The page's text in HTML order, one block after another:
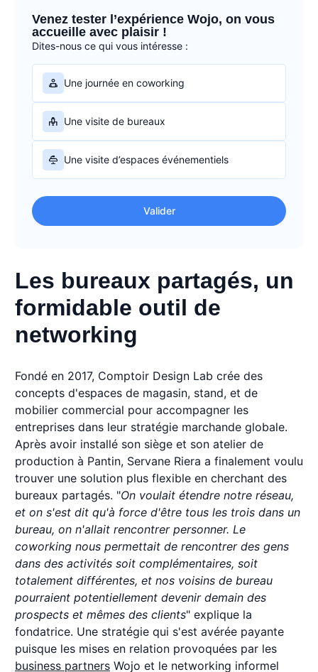
Venez tester l’expérience Wojo, on vous
accueille avec plaisir !
Dites-nous ce qui vous intéresse :
Une journée en coworking
Une visite de bureaux
Une visite d’espaces événementiels
Valider
Les bureaux partagés, un
formidable outil de
networking
Fondé en 2017, Comptoir Design Lab crée des
concepts d'espaces de magasin, stand, et de
mobilier commercial pour accompagner les
entreprises dans leur stratégie marchande globale.
Après avoir installé son siège et son atelier de
production à Pantin, Servane Riera a finalement voulu
trouver une solution plus flexible en cherchant des
bureaux partagés. "On voulait étendre notre réseau,
et on s'est dit qu'à force d'être tous les trois dans un
bureau, on n'allait rencontrer personner. Le
coworking nous permettait de rencontrer des gens
dans des activités soit complémentaires, soit
totalement différentes, et nos voisins de bureau
pourraient potentiellement devenir demain des
prospects et mêmes des clients" explique la
fondatrice. Une stratégie qui s'est avérée payante
puisque les mises en relation provoquées par les
business partners Wojo et le networking informel